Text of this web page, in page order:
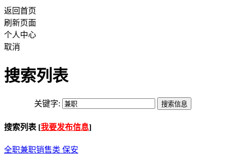
返回首页
刷新页面
个人中心
取消
搜索列表
关键字:
搜索列表 [我要发布信息]
全职兼职销售类 保安